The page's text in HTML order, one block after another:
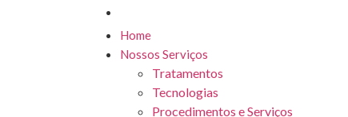
Home
Nossos Serviços
Tratamentos
Tecnologias
Procedimentos e Serviços